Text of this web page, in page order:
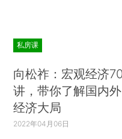
私房课
向松祚：宏观经济70
讲，带你了解国内外
经济大局
2022年04月06日